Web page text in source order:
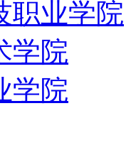
职业学院
学院
学院